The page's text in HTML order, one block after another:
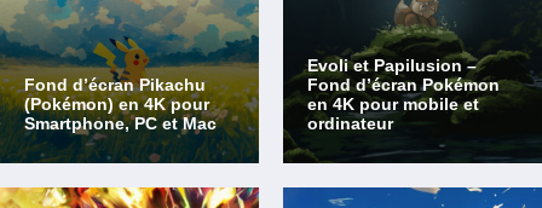
Fond d’écran Pikachu
(Pokémon) en 4K pour
Smartphone, PC et Mac
Evoli et Papilusion –
Fond d’écran Pokémon
en 4K pour mobile et
ordinateur